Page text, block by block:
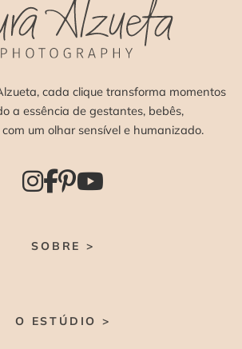
cada clique transforma momentos
a essência de gestantes, bebês,
um olhar sensível e humanizado.
SOBRE >
O ESTÚDIO >